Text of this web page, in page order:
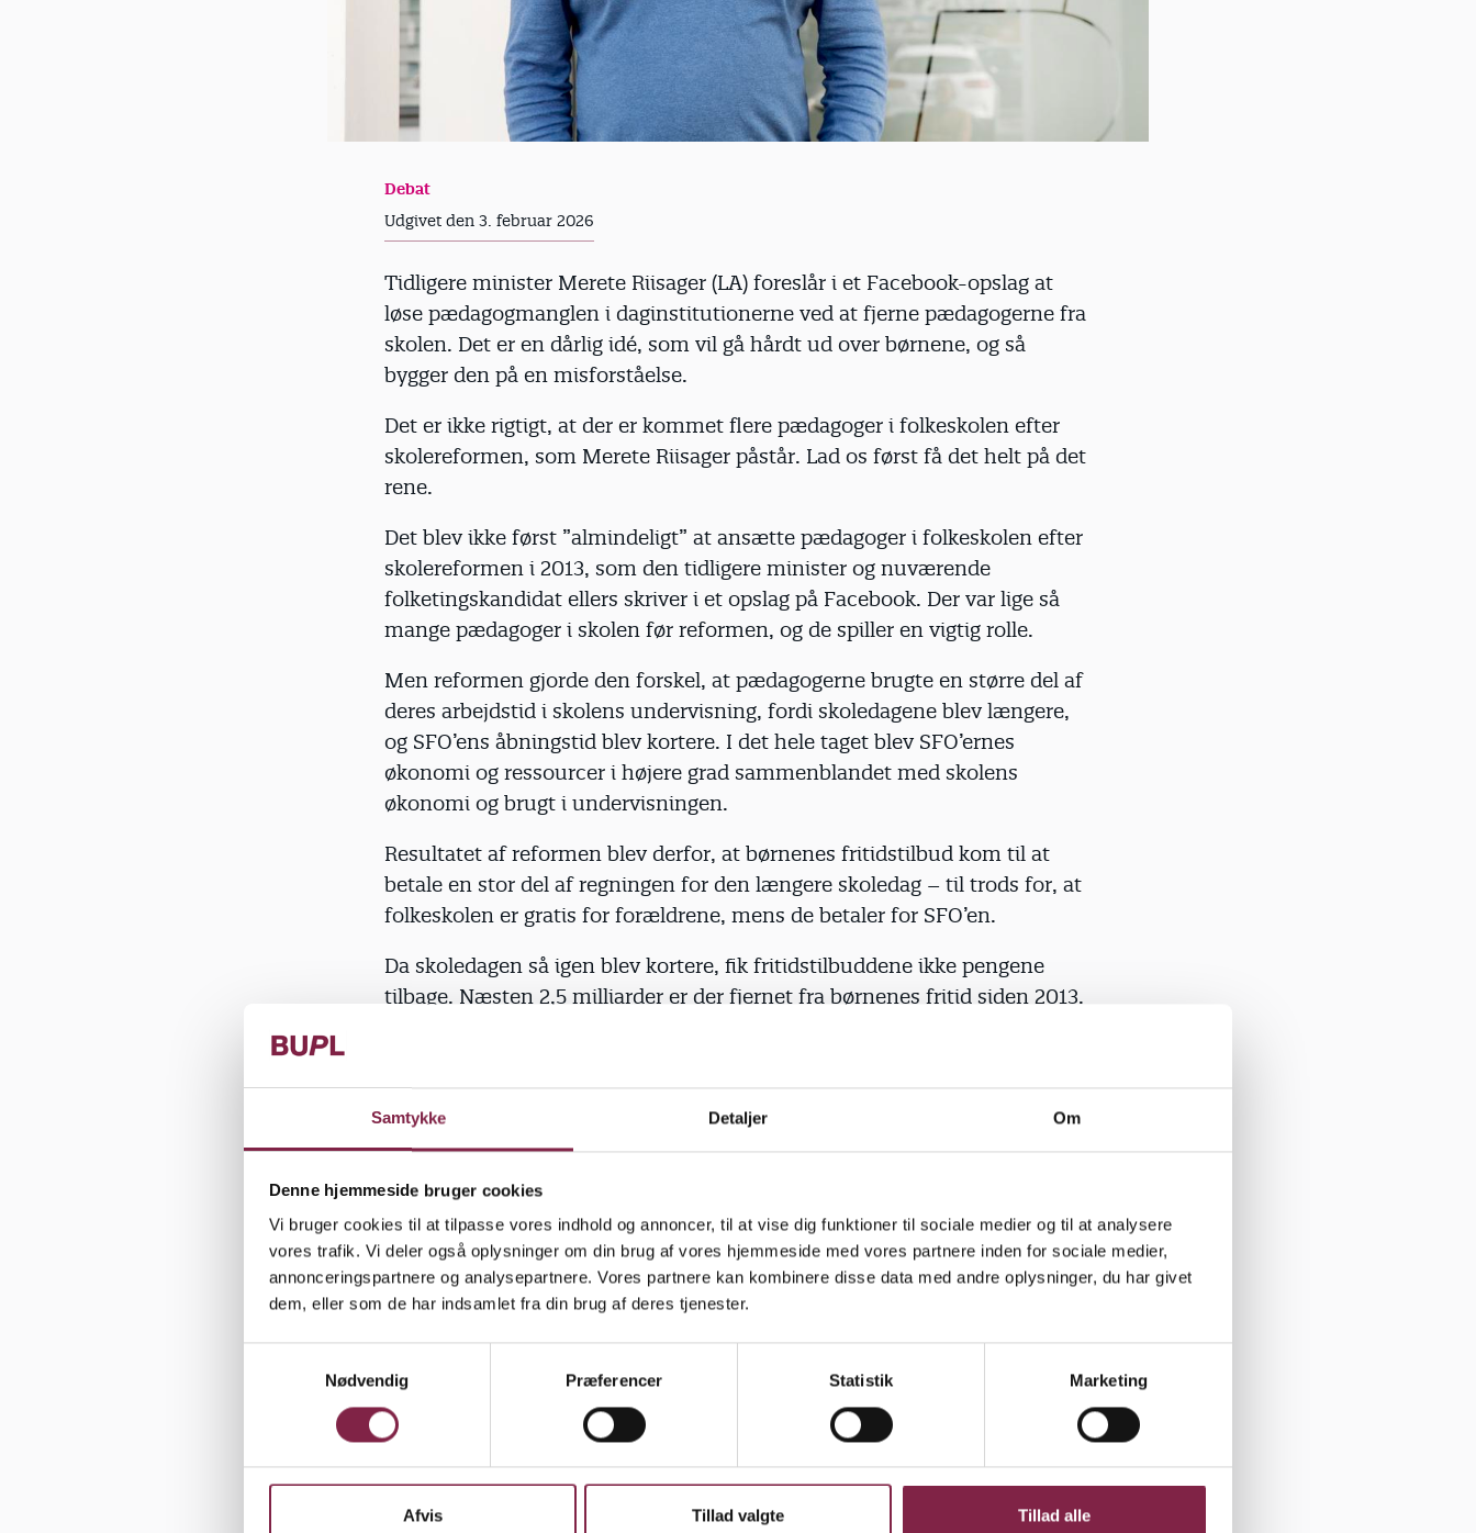
Samtykke Detaljer Om
Denne hjemmeside bruger cookies
Vi bruger cookies til at tilpasse vores indhold og annoncer, til at vise dig funktioner til sociale medier og til at analysere
vores trafik. Vi deler også oplysninger om din brug af vores hjemmeside med vores partnere inden for sociale medier,
annonceringspartnere og analysepartnere. Vores partnere kan kombinere disse data med andre oplysninger, du har givet
dem, eller som de har indsamlet fra din brug af deres tjenester.
Nødvendig Præferencer Statistik Marketing
Afvis Tillad valgte Tillad alle
Debat
Udgivet den 3. februar 2026
Tidligere minister Merete Riisager (LA) foreslår i et Facebook-opslag at
løse pædagogmanglen i daginstitutionerne ved at fjerne pædagogerne fra
skolen. Det er en dårlig idé, som vil gå hårdt ud over børnene, og så
bygger den på en misforståelse.
Det er ikke rigtigt, at der er kommet flere pædagoger i folkeskolen efter
skolereformen, som Merete Riisager påstår. Lad os først få det helt på det
rene.
Det blev ikke først ”almindeligt” at ansætte pædagoger i folkeskolen efter
skolereformen i 2013, som den tidligere minister og nuværende
folketingskandidat ellers skriver i et opslag på Facebook. Der var lige så
mange pædagoger i skolen før reformen, og de spiller en vigtig rolle.
Men reformen gjorde den forskel, at pædagogerne brugte en større del af
deres arbejdstid i skolens undervisning, fordi skoledagene blev længere,
og SFO’ens åbningstid blev kortere. I det hele taget blev SFO’ernes
økonomi og ressourcer i højere grad sammenblandet med skolens
økonomi og brugt i undervisningen.
Resultatet af reformen blev derfor, at børnenes fritidstilbud kom til at
betale en stor del af regningen for den længere skoledag – til trods for, at
folkeskolen er gratis for forældrene, mens de betaler for SFO’en.
Da skoledagen så igen blev kortere, fik fritidstilbuddene ikke pengene
tilbage. Næsten 2,5 milliarder er der fjernet fra børnenes fritid siden 2013.
styrke fagligheden i vuggestuer og børnehaver, hvor kun hver anden
I en tid hvor rigtig mange børn og deres familier kæmper med mistrivsel
og langvarigt ufrivilligt skolefravær, og skolerne arbejder med de
udfordringer, inklusion af børn med særlige behov medfører, vil det være
en katastrofe.
børnehaveklasselederen som har hele sin arbejdsdag i skolen og hjælper
børnene trygt og godt ind i skolelivet. Til pædagogen, der byder de første
samarbejdet i indskolingen og igen er der for børnene i SFO’en om
eftermiddagen. Et arbejde der kun er blevet intensiveret i takt med at